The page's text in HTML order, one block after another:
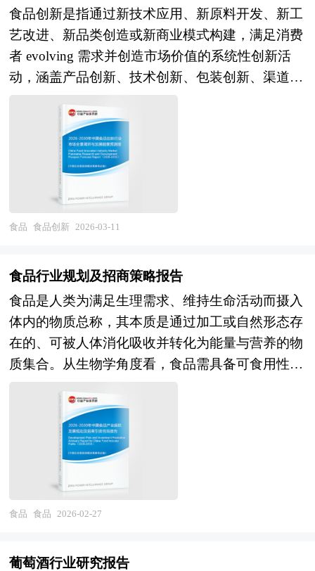
策略与投资建议等进行了分析，并重点分析了我国
无糖果汁行业将面临的机遇与挑战。报告将帮助无
糖果汁企业、学术科研单位、投资企业准确了解无
糖果汁行业最新发展动向，及早发现无糖果汁行业
把握无糖果汁行业未被满足的市场需求和趋势，有
效规避无糖果汁行业投资风险，更有效率地巩固或
者拓展相应的战略性目标市场，牢牢把握行业竞争
的主动权。形成企业良好的可持续发展优势。
无醇啤酒、功能性啤酒满足多元化需求；但产品同
质化与营销概念化现象并存，真正的品类创新与技
术突破不足。在渠道变革层面，即饮渠道（餐饮、
夜场）受疫情冲击后恢复缓慢，非即饮渠道（商
区团购、直播电商等新渠道重要性凸显；但渠道碎
片化增加运营复杂度，终端控制力与品牌直达消费
者能力成为竞争焦点。在供应链层面，智能制造与
绿色酿造推进，生产效率与能源利用水平提升，但
大麦等原料对外依存度高，供应链安全与成本控制
压力持续。未来，啤酒行业将呈现高端化多元化与
验性提升品牌溢价；精酿啤酒从边缘走向主流，但
标准化与品质稳定性挑战待解；无醇/低醇啤酒、
功能性啤酒（添加益生菌、胶原蛋白等）满足健康
与功能需求；场景化产品创新，如露营啤酒、佐餐
啤酒、独饮啤酒等。在品牌与营销方向，从渠道品
牌向消费者品牌转型，情感连接与文化认同构建；
国潮风、地域文化、ESG理念融入品牌叙事；数字
化营销与DTC（直接面向消费者）模式深化，私域
运营与会员体系价值挖掘。在渠道与供应链方向，
即饮渠道体验化升级，啤酒吧、啤酒工坊、主题餐
厅等沉浸式场景打造；非即饮渠道便利性与即时性
强化，前置仓、智能冰柜、无人零售等布局；供应
绿色低碳酿造，碳中和工厂、水耗优化、包装材料
准。涉事企业不仅包括生产厂家，还有违规供应无
标签过氧化氢的上游药企，相关产品已被多地市场
监管部门查封下架，涉事企业被责令停产停业并接
受深入调查。 本报告利用中研普华长期对鸡爪行
业市场跟踪搜集的一手市场数据，同时依据国家统
计局、国家商务部、国家发改委、国务院发展研究
中心、行业协会、中国行业研究网、全国及海外专
业研究机构提供的大量权威资料，采用与国际同步
的科学分析模型，全面而准确地为您从行业的整体
高度来架构分析体系。让您全面、准确地把握整个
鸡爪行业的市场走向和发展趋势。 报告对中国鸡
状况、市场供需、竞争格局、标杆企业、发展趋
势、机会风险、发展策略与投资建议等进行了分
析，并重点分析了我国鸡爪行业将面临的机遇与挑
战。报告将帮助鸡爪企业、学术科研单位、投资企
业准确了解鸡爪行业最新发展动向，及早发现鸡爪
准确把握鸡爪行业未被满足的市场需求和趋势，有
效规避鸡爪行业投资风险，更有效率地巩固或者拓
展相应的战略性目标市场，牢牢把握行业竞争的主
动权。形成企业良好的可持续发展优势。
食品创新是指通过新技术应用、新原料开发、新工
艺改进、新品类创造或新商业模式构建，满足消费
者 evolving 需求并创造市场价值的系统性创新活
动，涵盖产品创新、技术创新、包装创新、渠道创
新横跨食品科学、营养学、生物技术、材料工程、
数字技术等多个学科领域，其应用场景从传统的加
工食品、饮料、乳制品、休闲食品延伸至功能性食
品、精准营养、替代蛋白、细胞培养肉、智慧餐饮
等前沿领域。作为关系国计民生的基础产业，食品
创新不仅是企业获取竞争优势、提升附加值的核心
持续发展的重要路径，其发展水平直接反映了一个
前，我国食品创新产业正处于消费需求升级与科技
赋能加速的双重驱动期，传统业态与新兴力量交织
碰撞。在消费端，健康化、便捷化、个性化、可持
续成为核心趋势，减糖减盐、清洁标签、功能性成
分、植物基替代等概念快速普及，Z世代和新中产
阶层对创新产品的接受度和支付意愿显著提升，社
交媒体和直播电商重塑了产品发现、种草和购买链
路。在供给端，大型食品企业通过设立创新中心、
并购初创品牌、开放创新平台等方式强化创新能
力，新锐品牌借助柔性供应链和DTC模式实现快速
迭代，生物技术公司、食品科技公司跨界进入推动
在食品原料生产中的应用取得突破，精准发酵、酶
食品 食品创新 2026-03-11
食品行业规划及招商策略报告
食品是人类为满足生理需求、维持生命活动而摄入
体内的物质总称，其本质是通过加工或自然形态存
在的、可被人体消化吸收并转化为能量与营养的物
质集合。从生物学角度看，食品需具备可食用性与
质、脂肪、维生素、矿物质及水分等六大营养素中
的一种或多种，且这些成分需以适宜比例存在，能
够通过消化系统分解为小分子物质，被人体细胞吸
收利用，进而支持新陈代谢、组织修复与免疫调节
等生命过程。 随着社会进步与消费升级，食品的
定义正从单纯的“生存必需品”向“健康、文化与情
求，还需兼顾口感体验、文化认同与情感共鸣，例
食品 食品 2026-02-27
葡萄酒行业研究报告